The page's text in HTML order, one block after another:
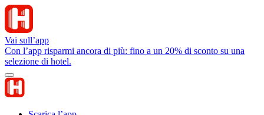
Vai sull’app
Con l’app risparmi ancora di più: fino a un 20% di sconto su una
selezione di hotel.